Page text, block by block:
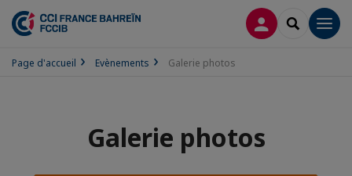
CONNEXION
Page d'accueil Evènements Galerie photos
Galerie photos